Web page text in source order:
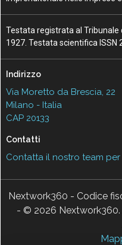
Testata registrata al
1927. Testata scientifica ISSN
Indirizzo
Via Moretto da Brescia, 22
Milano - Italia
CAP 20133
Contatti
Contatta il nostro team
Nextwork360 - Codice
- © 2026 Nextwork360.